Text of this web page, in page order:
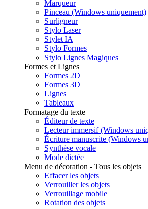
Marqueur
Pinceau (Windows uniquement)
Surligneur
Stylo Laser
Stylet IA
Stylo Formes
Stylo Lignes Magiques
Formes et Lignes
Formes 2D
Formes 3D
Lignes
Tableaux
Formatage du texte
Éditeur de texte
Lecteur immersif (Windows
Écriture manuscrite (Windows
Synthèse vocale
Mode dictée
Menu de décoration - Tous les objets
Effacer les objets
Verrouiller les objets
Verrouillage mobile
Rotation des objets